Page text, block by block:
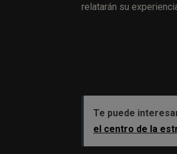
relatarán su
Te puede
el centro de la